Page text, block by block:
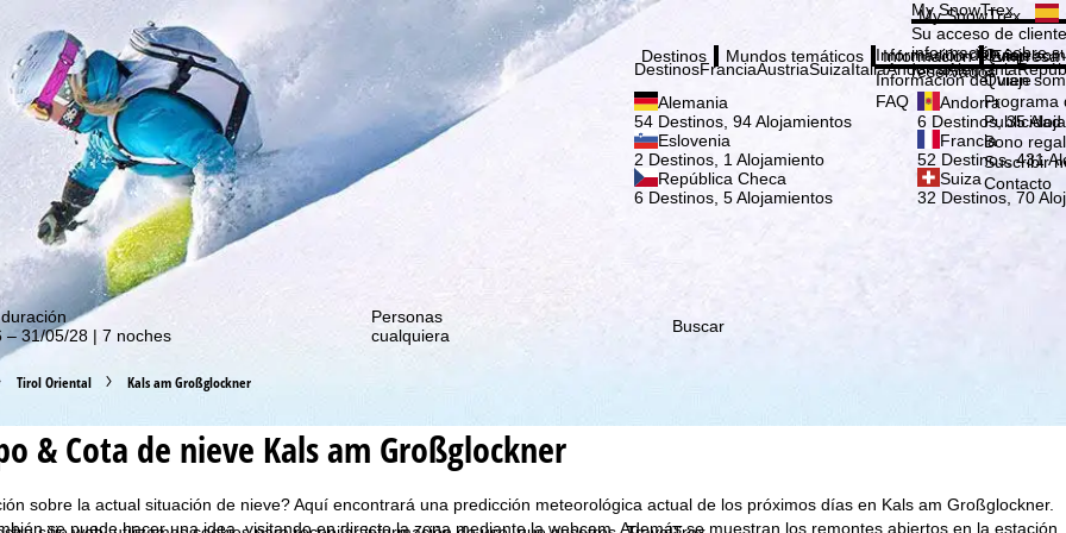
nuestras promociones!
My SnowTrex
My SnowTrex
Su acceso de
información sobre
reservados.
Destinos
DestinosFranciaAustriaSuizaItaliaAndorraAlemania
Alemania
54 Destinos, 94 Alojamientos
Andorra
6 Destinos, 35
Eslovenia
2 Destinos, 1 Alojamiento
Francia
52 Destinos, 431
República Checa
6 Destinos, 5 Alojamientos
Suiza
32 Destinos, 70
Mundos temáticos Información
Información del viaje
Información del viaje
FAQ
Empresa
Quien
Quien
Programa
Bono
Suscribir
Contacto
– 31/05/28 | 7 noches
Personas
cualquiera
Buscar
Tirol Oriental Kals am Großglockner
& Cota de nieve Kals am Großglockner
sobre la actual situación de nieve? Aquí encontrará una predicción meteorológica actual de los próximos días en Kals am Großglockner.
se puede hacer una idea, visitando en directo la zona mediante la webcam. Además se muestran los remontes abiertos en la estación